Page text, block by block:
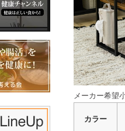
メーカー希望
カラー